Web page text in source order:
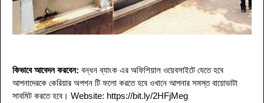
কিভাবে আবেদন করবেন: বন্ধন ব্যাংক এর অফিশিয়াল ওয়েবসাইটে যেতে হবে
আপনাদেরকে কেরিয়ার অপশন টি ফলো করতে হবে ওখানে আপনার সমস্ত বায়োডাটা
সাবমিট করতে হবে । Website: https://bit.ly/2HFjMeg